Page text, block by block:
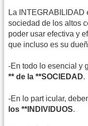
La INTEGRABILIDAD
sociedad de los altos
poder usar efectiva y
que incluso es su
-En todo lo esencial y
** de la **SOCIEDAD.
-En lo part icular,
los **INDIVIDUOS.